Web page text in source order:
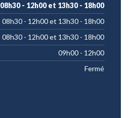
08h30 - 12h00 et 13h30 - 18h00
08h30 - 12h00 et 13h30 - 18h00
08h30 - 12h00 et 13h30 - 18h00
09h00 - 12h00
Fermé